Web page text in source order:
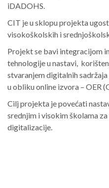
iDADOHS.
CIT je u sklopu projekta
visokoškolskih i
Projekt se bavi integracijom
tehnologije u nastavi,
stvaranjem digitalnih
u obliku online izvora – OER
Cilj projekta je povećati
srednjim i visokim školama
digitalizacije.